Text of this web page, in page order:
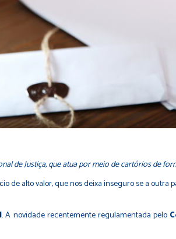
de Justiça, que atua por meio de cartórios de
de alto valor, que nos deixa inseguro se a
. A novidade recentemente regulamentada pelo